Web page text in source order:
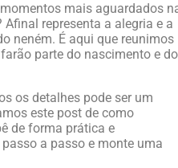
mais aguardados
representa a alegria e a
neném. É aqui que reunimos
parte do nascimento e do
os detalhes pode ser um
este post de como
de forma prática e
a passo e monte uma